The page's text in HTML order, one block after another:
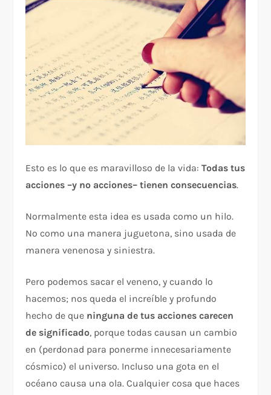
Esto es lo que es maravilloso de la vida:Todas tus
acciones –y no acciones– tienen consecuencias.
Normalmente esta idea es usada como un hilo.
No como una manera juguetona, sino usada de
manera venenosa y siniestra.
Pero podemos sacar el veneno, y cuando lo
hacemos; nos queda el increíble y profundo
hecho de que ninguna de tus acciones carecen
de significado, porque todas causan un cambio
en (perdonad para ponerme innecesariamente
cósmico) el universo. Incluso una gota en el
océano causa una ola. Cualquier cosa que haces